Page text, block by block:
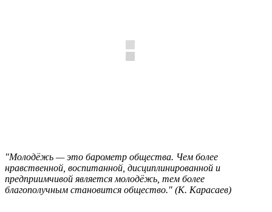
"Молодёжь — это барометр общества. Чем более
нравственной, воспитанной, дисциплинированной и
предприимчивой является молодёжь, тем более
благополучным становится общество." (К. Карасаев)